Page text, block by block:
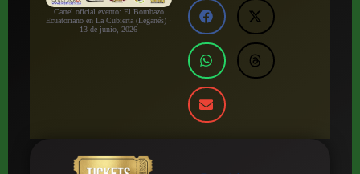
Cartel oficial evento: El Bombazo
Ecuatoriano en La Cubierta (Leganés) ·
13 de junio, 2026